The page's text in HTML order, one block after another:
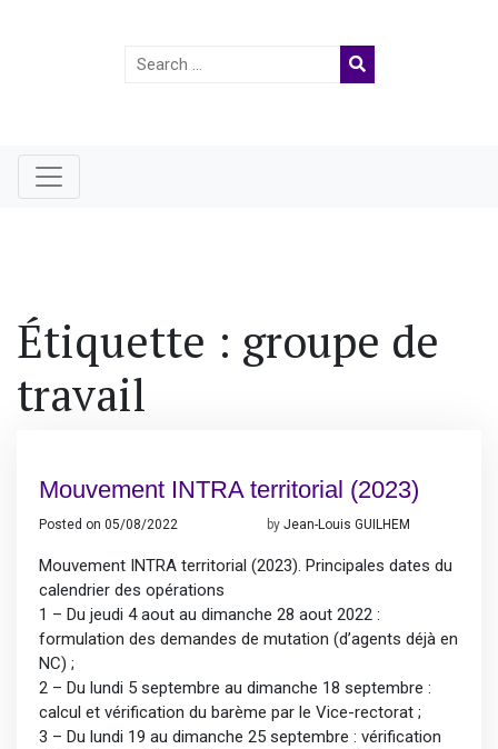
Search
Étiquette : groupe de
travail
Mouvement INTRA territorial (2023)
Posted on 05/08/2022 by Jean-Louis GUILHEM
Mouvement INTRA territorial (2023). Principales dates du
calendrier des opérations
1 – Du jeudi 4 aout au dimanche 28 aout 2022 :
formulation des demandes de mutation (d’agents déjà en
NC) ;
2 – Du lundi 5 septembre au dimanche 18 septembre :
calcul et vérification du barème par le Vice-rectorat ;
3 – Du lundi 19 au dimanche 25 septembre : vérification